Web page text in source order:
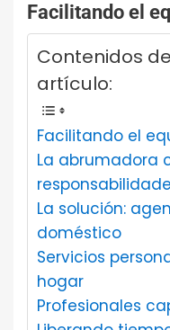
Facilitando el
Contenidos
artículo:
Facilitando el
La abrumadora
La solución:
doméstico
Servicios
hogar
Profesionales